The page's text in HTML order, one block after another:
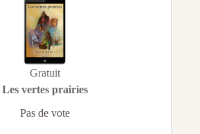
Gratuit
Les vertes prairies
Pas de vote